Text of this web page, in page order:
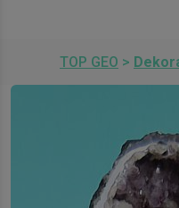
TOP GEO >